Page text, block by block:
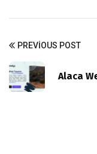
PREVIOUS POST
Alaca